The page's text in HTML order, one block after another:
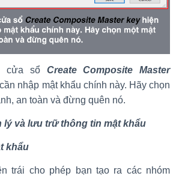
cửa sổ Create Composite Master
nhập mật khẩu chính này. Hãy chọn
an toàn và đừng quên nó.
lý và lưu trữ thông tin mật khẩu
khẩu
trái cho phép bạn tạo ra các nhóm